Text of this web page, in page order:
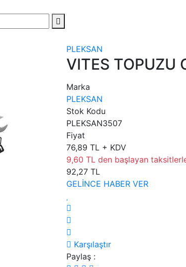
PLEKSAN
VITES TOPUZU
Marka
PLEKSAN
Stok Kodu
PLEKSAN3507
Fiyat
76,89 TL + KDV
9,60 TL den başlayan
92,27 TL
GELİNCE HABER VER
Karşılaştır
Paylaş :